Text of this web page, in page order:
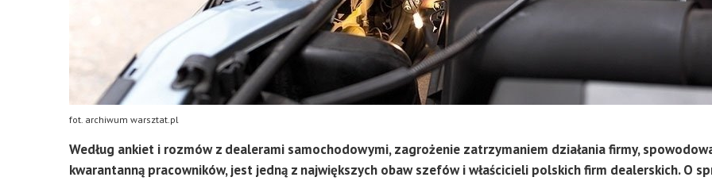
fot. archiwum warsztat.pl
Według ankiet i rozmów z dealerami samochodowymi, zagrożenie zatrzymaniem działania firmy,
kwarantanną pracowników, jest jedną z największych obaw szefów i właścicieli polskich firm dealerskich. O